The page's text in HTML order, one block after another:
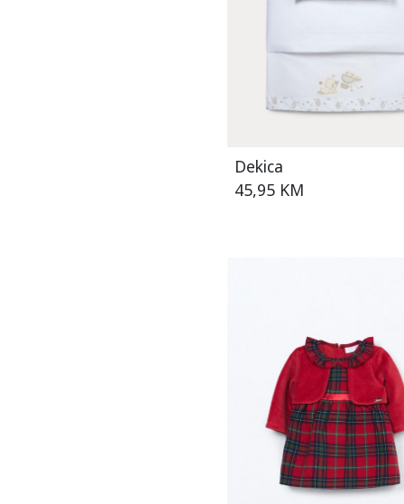
Dekica
45,95 KM